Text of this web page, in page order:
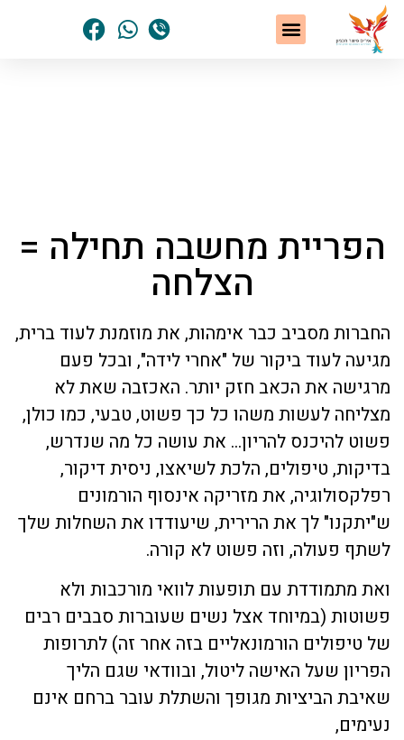
הפריית מחשבה תחילה =
הצלחה
החברות מסביב כבר אימהות, את מוזמנת לעוד ברית,
מגיעה לעוד ביקור של "אחרי לידה", ובכל פעם
מרגישה את הכאב חזק יותר. האכזבה שאת לא
מצליחה לעשות משהו כל כך פשוט, טבעי, כמו כולן,
פשוט להיכנס להריון… את עושה כל מה שנדרש,
בדיקות, טיפולים, הלכת לשיאצו, ניסית דיקור,
רפלקסולוגיה, את מזריקה אינסוף הורמונים
ש"יתקנו" לך את הרירית, שיעודדו את השחלות שלך
לשתף פעולה, וזה פשוט לא קורה.
ואת מתמודדת עם תופעות לוואי מורכבות ולא
פשוטות (במיוחד אצל נשים שעוברות סבבים רבים
של טיפולים הורמונאליים בזה אחר זה) לתרופות
הפריון שעל האישה ליטול, ובוודאי שגם הליך
שאיבת הביציות מגופך והשתלת עובר ברחם אינם
נעימים,